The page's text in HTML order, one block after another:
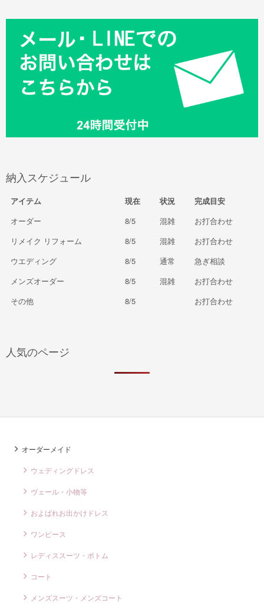
納入スケジュール
アイテム 現在 状況
完成目安
オーダー
8/5 混雑
お打合わせ
リメイク リフォーム
8/5 混雑
お打合わせ
ウエディング
8/5 通常
急ぎ相談
メンズオーダー
8/5 混雑
お打合わせ
その他
8/5 お打合わせ
人気のページ
オーダーメイド
ウェディングドレス
ヴェール・小物等
およばれお出かけドレス
ワンピース
レディススーツ・ボトム
コート
メンズスーツ・メンズコート